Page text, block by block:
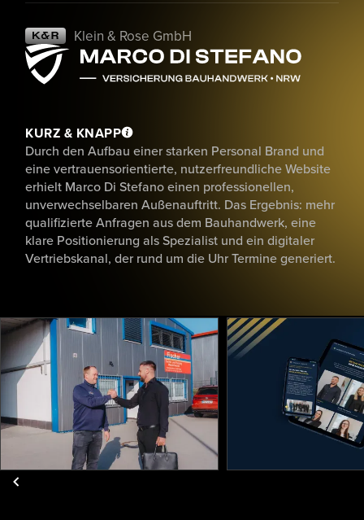
Klein & Rose GmbH
KURZ & KNAPP
Durch den Aufbau einer starken Personal Brand und
eine vertrauensorientierte, nutzerfreundliche Website
erhielt Marco Di Stefano einen professionellen,
unverwechselbaren Außenauftritt. Das Ergebnis: mehr
qualifizierte Anfragen aus dem Bauhandwerk, eine
klare Positionierung als Spezialist und ein digitaler
Vertriebskanal, der rund um die Uhr Termine generiert.